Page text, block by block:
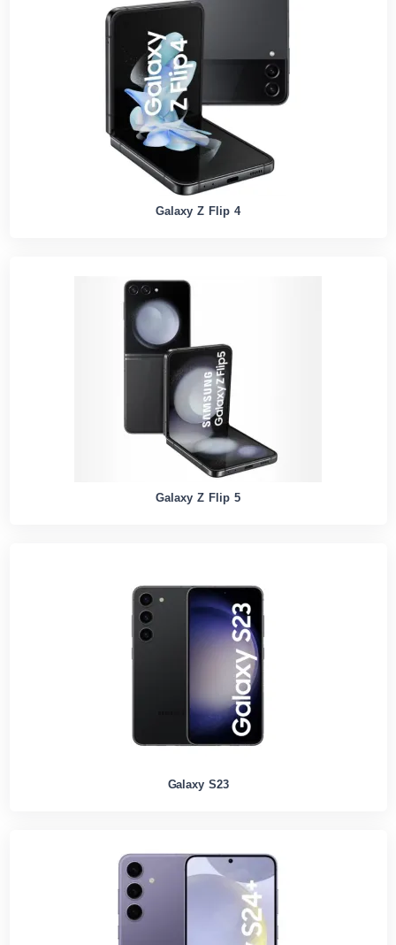
Galaxy Z Flip 4
Galaxy Z Flip 5
Galaxy S23